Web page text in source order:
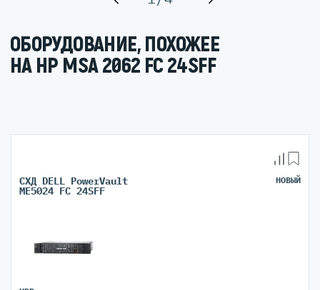
ОБОРУДОВАНИЕ, ПОХОЖЕЕ
НА HP MSA 2062 FC 24SFF
СХД DELL PowerVault
ME5024 FC 24SFF
НОВЫЙ